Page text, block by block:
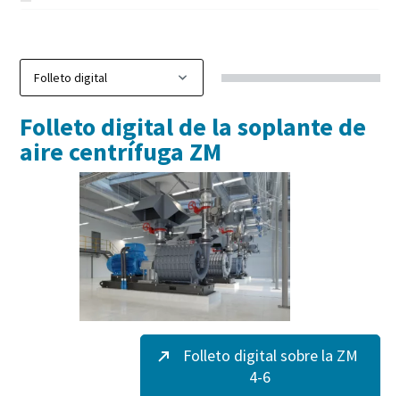
Folleto digital de la soplante de
aire centrífuga ZM
Folleto digital sobre la ZM
4-6